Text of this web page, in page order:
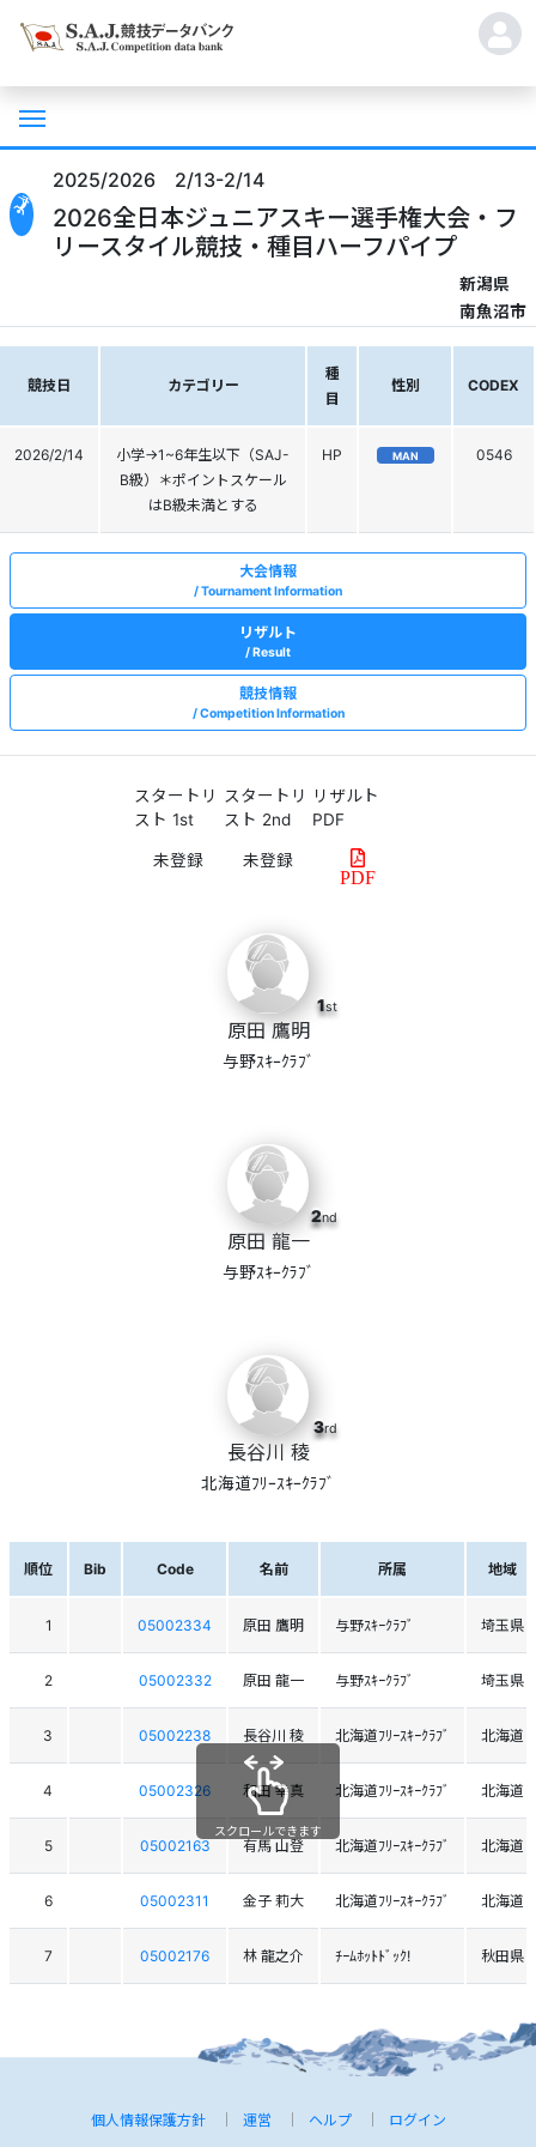
2025/2026 2/13-2/14
2026全日本ジュニアスキー選手権大会・フ
リースタイル競技・種目ハーフパイプ
新潟県
南魚沼市
競技日 カテゴリー
種
目
性別 CODEX
2026/2/14
小学→1~6年生以下（SAJ-
B級）＊ポイントスケール
はB級未満とする
HP MAN 0546
大会情報
Tournament Information
リザルト
Result
競技情報
Competition Information
スタートリ
スト 1st
スタートリ
スト 2nd
リザルト
PDF
PDF
1st
原田 鷹明
与野ｽｷｰｸﾗﾌﾞ
2nd
原田 龍一
与野ｽｷｰｸﾗﾌﾞ
3rd
長谷川 稜
北海道ﾌﾘｰｽｷｰｸﾗﾌﾞ
順位 Bib Code 名前 所属 地域
1 05002334 原田 鷹明 与野ｽｷｰｸﾗﾌﾞ 埼玉県
2 05002332 原田 龍一 与野ｽｷｰｸﾗﾌﾞ 埼玉県
3 05002238 長谷川 稜 北海道ﾌﾘｰｽｷｰｸﾗﾌﾞ 北海道
4 05002326 和田 幸真 北海道ﾌﾘｰｽｷｰｸﾗﾌﾞ 北海道
5 05002163 有馬 山登 北海道ﾌﾘｰｽｷｰｸﾗﾌﾞ 北海道
6 05002311 金子 莉大 北海道ﾌﾘｰｽｷｰｸﾗﾌﾞ 北海道
7 05002176 林 龍之介 ﾁｰﾑﾎｯﾄﾄﾞｯｸ! 秋田県
スクロールできます
個人情報保護方針 運営 ヘルプ ログイン